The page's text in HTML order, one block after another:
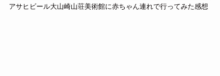
アサヒビール大山崎山荘美術館に赤ちゃん連れで行ってみた感想